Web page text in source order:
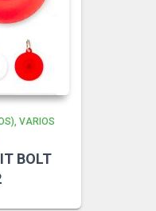
VARIOS
BOLT